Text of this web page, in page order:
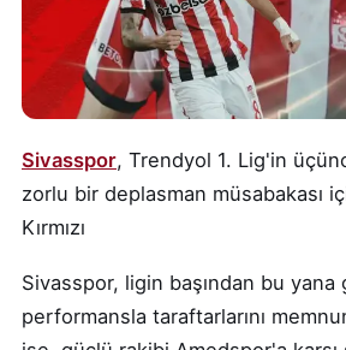
Sivasspor, Trendyol 1. Lig'in
zorlu bir deplasman müsabakası
Kırmızı
Sivasspor, ligin başından bu yana
performansla taraftarlarını